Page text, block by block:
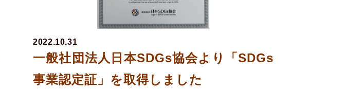
一般社団法人日本SDGs協会より「SDGs
事業認定証」を取得しました
2022.10.31